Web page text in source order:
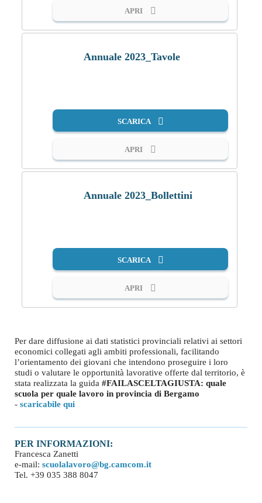
APRI
Annuale 2023_Tavole
SCARICA
APRI
Annuale 2023_Bollettini
SCARICA
APRI
Per dare diffusione ai dati statistici provinciali relativi ai settori
economici collegati agli ambiti professionali, facilitando
l’orientamento dei giovani che intendono proseguire i loro
studi o valutare le opportunità lavorative offerte dal territorio, è
stata realizzata la guida #FAILASCELTAGIUSTA: quale
scuola per quale lavoro in provincia di Bergamo
- scaricabile qui
PER INFORMAZIONI:
Francesca Zanetti
e-mail: scuolalavoro@bg.camcom.it
Tel. +39 035 388 8047